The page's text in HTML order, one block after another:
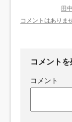
田
コメントはありま
コメントを
コメント